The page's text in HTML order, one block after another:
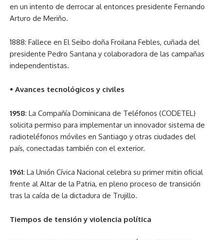
en un intento de derrocar al entonces presidente Fernando
Arturo de Meriño.
1888: Fallece en El Seibo doña Froilana Febles, cuñada del
presidente Pedro Santana y colaboradora de las campañas
independentistas.
• Avances tecnológicos y civiles
1958: La Compañía Dominicana de Teléfonos (CODETEL)
solicita permiso para implementar un innovador sistema de
radioteléfonos móviles en Santiago y otras ciudades del
país, conectadas también con el exterior.
1961: La Unión Cívica Nacional celebra su primer mitin oficial
frente al Altar de la Patria, en pleno proceso de transición
tras la caída de la dictadura de Trujillo.
Tiempos de tensión y violencia política